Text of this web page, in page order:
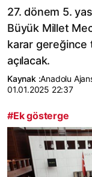
27. dönem 5.
Büyük Millet
karar gereğince
açılacak.
Kaynak :Anadolu
01.01.2025 22:37
#Ek gösterge